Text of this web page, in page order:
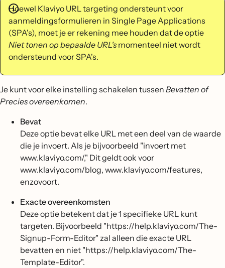
Hoewel Klaviyo URL targeting ondersteunt voor
aanmeldingsformulieren in Single Page Applications
(SPA's), moet je er rekening mee houden dat de optie
Niet tonen op bepaalde URL'smomenteel niet wordt
ondersteund voor SPA's.
Je kunt voor elke instelling schakelen tussen Bevatten of
Precies overeenkomen.
Bevat
Deze optie bevat elke URL met een deel van de waarde
die je invoert. Als je bijvoorbeeld "invoert met
www.klaviyo.com/," Dit geldt ook voor
www.klaviyo.com/blog, www.klaviyo.com/features,
enzovoort.
Exacte overeenkomsten
Deze optie betekent dat je 1 specifieke URL kunt
targeten. Bijvoorbeeld "https://help.klaviyo.com/The-
Signup-Form-Editor" zal alleen die exacte URL
bevatten en niet "https://help.klaviyo.com/The-
Template-Editor".